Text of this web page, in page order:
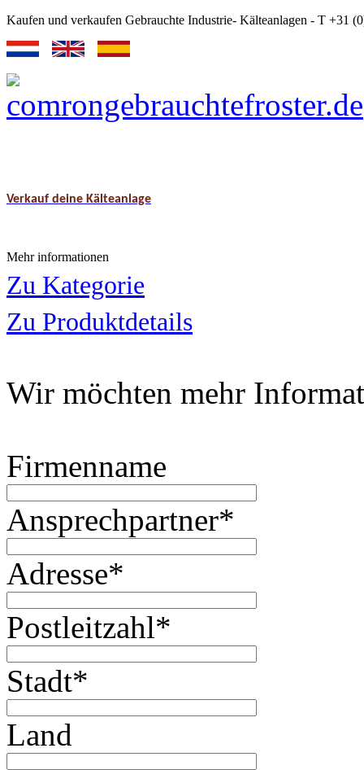
Kaufen und verkaufen Gebrauchte Industrie- Kälteanlagen - T +31
Verkauf deine Kälteanlage
Mehr informationen
Zu Kategorie
Zu Produktdetails
Wir möchten mehr
Firmenname
Ansprechpartner*
Adresse*
Postleitzahl*
Stadt*
Land